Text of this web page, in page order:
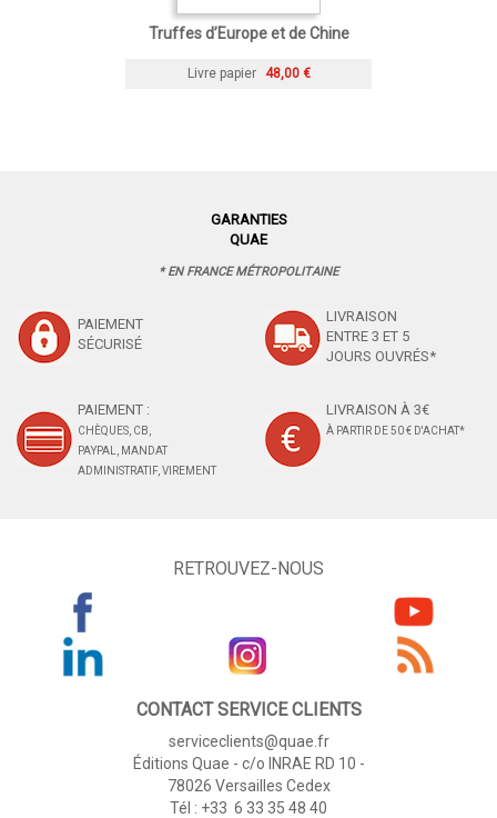
Truffes d’Europe et de Chine
Livre papier 48,00 €
GARANTIES
QUAE
* EN FRANCE MÉTROPOLITAINE
PAIEMENT
SÉCURISÉ
LIVRAISON
ENTRE 3 ET 5
JOURS OUVRÉS*
PAIEMENT :
CHÈQUES, CB,
PAYPAL, MANDAT
ADMINISTRATIF, VIREMENT
LIVRAISON À 3€
À PARTIR DE 50 € D'ACHAT*
RETROUVEZ-NOUS
CONTACT SERVICE CLIENTS
serviceclients@quae.fr
Éditions Quae - c/o INRAE RD 10 -
78026 Versailles Cedex
Tél : +33 6 33 35 48 40